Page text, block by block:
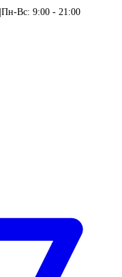
Пн-Вс: 9:00 - 21:00